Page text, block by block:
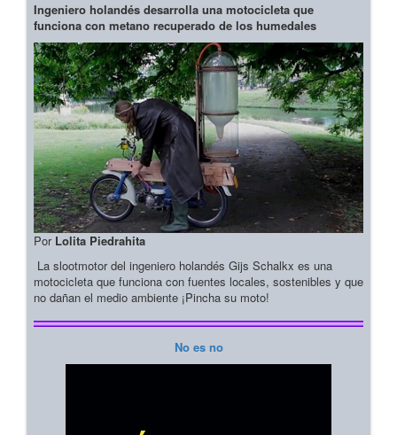
Ingeniero holandés desarrolla una motocicleta que
funciona con metano recuperado de los humedales
Por Lolita Piedrahita
La slootmotor del ingeniero holandés Gijs Schalkx es una
motocicleta que funciona con fuentes locales, sostenibles y que
no dañan el medio ambiente ¡Pincha su moto!
No es no